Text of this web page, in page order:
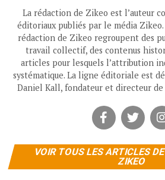
La rédaction de Zikeo est l’auteur
éditoriaux publiés par le média
rédaction de Zikeo regroupent des
travail collectif, des contenus
articles pour lesquels l’attribution
systématique. La ligne éditoriale est
Daniel Kall, fondateur et directeur
VOIR TOUS LES ARTICLES
ZIKEO